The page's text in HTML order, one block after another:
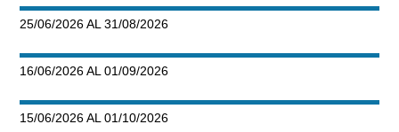
25/06/2026 AL 31/08/2026
16/06/2026 AL 01/09/2026
15/06/2026 AL 01/10/2026